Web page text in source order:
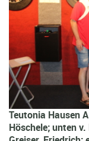
Teutonia Hausen
Höschele; unten